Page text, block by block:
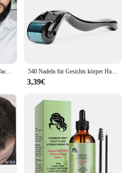
2022 bart Öl Für Männer Bart Wachstum Enhancer Essenz Öl Lassen-in Conditioner Wiederherstellung der Natürlichen Feuchtigkeit Bart Schönheit Produkte 540 Nadeln für Gesichts körper Haarwuchs Derma Roller für Haut Bart 0,2mm 0,25mm 0,3mm Nadel Micro Face Roll Tool Hautpflege
3,39€